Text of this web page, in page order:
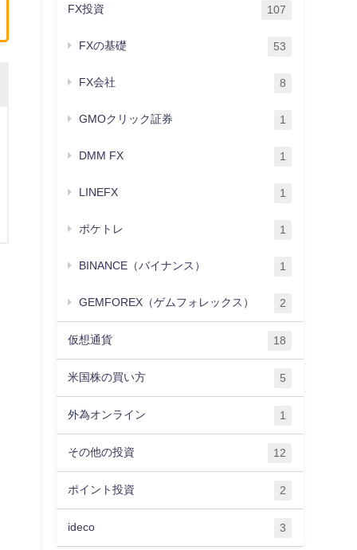
FX投資 107
FXの基礎 53
FX会社 8
GMOクリック証券 1
DMM FX 1
LINEFX 1
ポケトレ 1
BINANCE（バイナンス） 1
GEMFOREX（ゲムフォレックス） 2
仮想通貨 18
米国株の買い方 5
外為オンライン 1
その他の投資 12
ポイント投資 2
ideco 3